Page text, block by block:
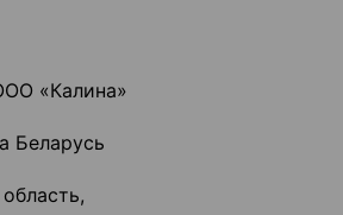
«Калина»
Беларусь